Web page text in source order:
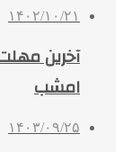
۱۴۰۲/۱۰/۲۱
آخرین
امشب
۱۴۰۳/۰۹/۲۵